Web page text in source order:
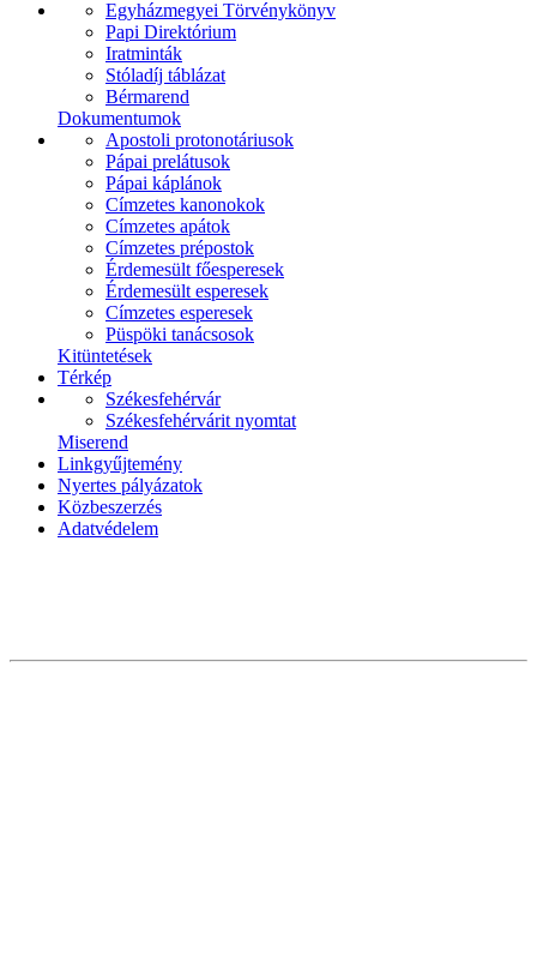
Egyházmegyei Törvénykönyv
Papi Direktórium
Iratminták
Stóladíj táblázat
Bérmarend
Dokumentumok
Apostoli protonotáriusok
Pápai prelátusok
Pápai káplánok
Címzetes kanonokok
Címzetes apátok
Címzetes prépostok
Érdemesült főesperesek
Érdemesült esperesek
Címzetes esperesek
Püspöki tanácsosok
Kitüntetések
Térkép
Székesfehérvár
Székesfehérvárit nyomtat
Miserend
Linkgyűjtemény
Nyertes pályázatok
Közbeszerzés
Adatvédelem